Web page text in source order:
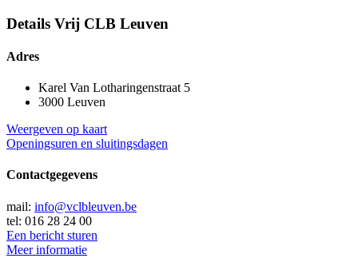
Details Vrij CLB Leuven
Adres
Karel Van Lotharingenstraat 5
3000 Leuven
Weergeven op kaart
Openingsuren en sluitingsdagen
Contactgegevens
mail: info@vclbleuven.be
tel: 016 28 24 00
Een bericht sturen
Meer informatie